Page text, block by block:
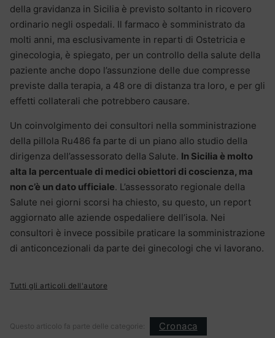
della gravidanza in Sicilia è previsto soltanto in ricovero
ordinario negli ospedali. Il farmaco è somministrato da
molti anni, ma esclusivamente in reparti di Ostetricia e
ginecologia, è spiegato, per un controllo della salute della
paziente anche dopo l’assunzione delle due compresse
previste dalla terapia, a 48 ore di distanza tra loro, e per gli
effetti collaterali che potrebbero causare.
Un coinvolgimento dei consultori nella somministrazione
della pillola Ru486 fa parte di un piano allo studio della
dirigenza dell’assessorato della Salute. In Sicilia è molto
alta la percentuale di medici obiettori di coscienza, ma
non c’è un dato ufficiale. L’assessorato regionale della
Salute nei giorni scorsi ha chiesto, su questo, un report
aggiornato alle aziende ospedaliere dell’isola. Nei
consultori è invece possibile praticare la somministrazione
di anticoncezionali da parte dei ginecologi che vi lavorano.
Tutti gli articoli dell'autore
Questo articolo fa parte delle categorie: Cronaca